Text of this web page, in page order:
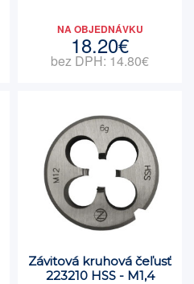
NA OBJEDNÁVKU
18.20€
bez DPH: 14.80€
Závitová kruhová čeľusť
223210 HSS - M1,4